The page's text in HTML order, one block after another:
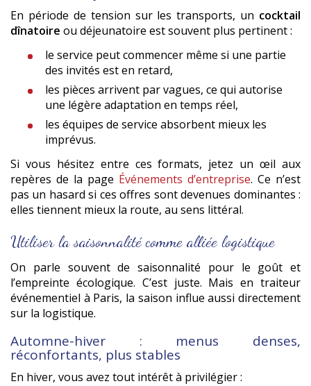
En période de tension sur les transports, un cocktail
dînatoire ou déjeunatoire est souvent plus pertinent :
le service peut commencer même si une partie
des invités est en retard,
les pièces arrivent par vagues, ce qui autorise
une légère adaptation en temps réel,
les équipes de service absorbent mieux les
imprévus.
Si vous hésitez entre ces formats, jetez un œil aux
repères de la page Événements d’entreprise. Ce n’est
pas un hasard si ces offres sont devenues dominantes :
elles tiennent mieux la route, au sens littéral.
Utiliser la saisonnalité comme alliée logistique
On parle souvent de saisonnalité pour le goût et
l’empreinte écologique. C’est juste. Mais en traiteur
événementiel à Paris, la saison influe aussi directement
sur la logistique.
Automne-hiver : menus denses,
réconfortants, plus stables
En hiver, vous avez tout intérêt à privilégier :